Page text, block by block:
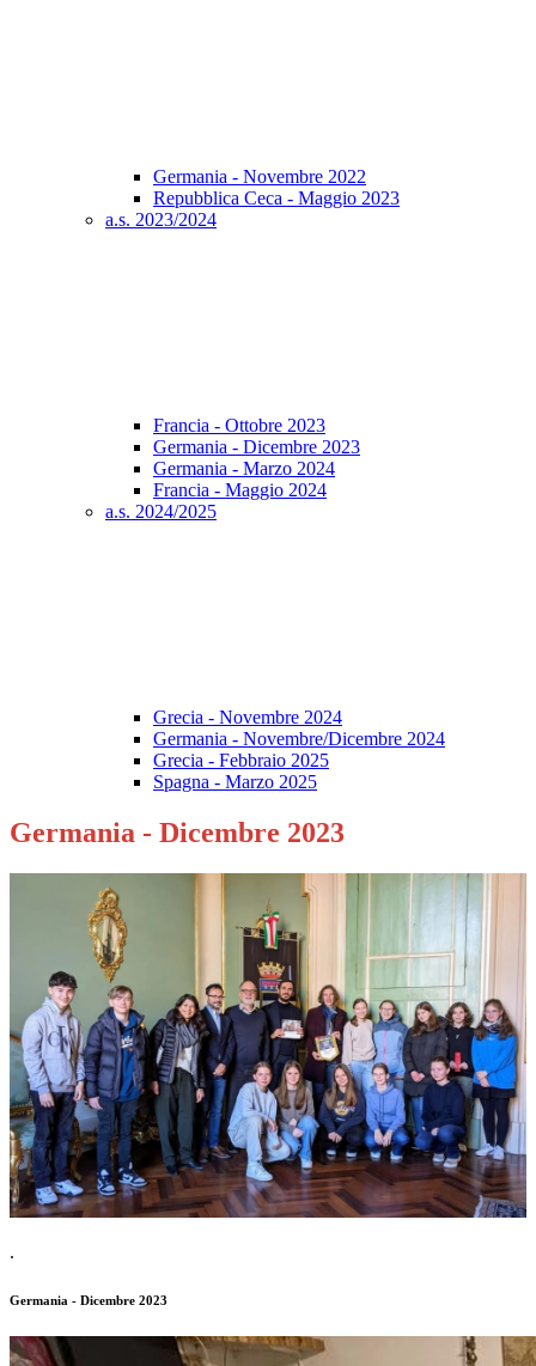
Germania - Novembre 2022
Repubblica Ceca - Maggio 2023
a.s. 2023/2024
Francia - Ottobre 2023
Germania - Dicembre 2023
Germania - Marzo 2024
Francia - Maggio 2024
a.s. 2024/2025
Grecia - Novembre 2024
Germania - Novembre/Dicembre 2024
Grecia - Febbraio 2025
Spagna - Marzo 2025
Germania - Dicembre 2023
.
Germania - Dicembre 2023